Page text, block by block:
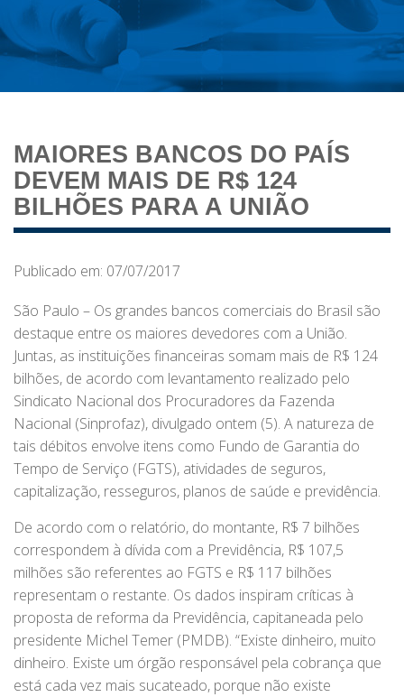
MAIORES BANCOS DO PAÍS
DEVEM MAIS DE R$ 124
BILHÕES PARA A UNIÃO
Publicado em: 07/07/2017
São Paulo – Os grandes bancos comerciais do Brasil são
destaque entre os maiores devedores com a União.
Juntas, as instituições financeiras somam mais de R$ 124
bilhões, de acordo com levantamento realizado pelo
Sindicato Nacional dos Procuradores da Fazenda
Nacional (Sinprofaz), divulgado ontem (5). A natureza de
tais débitos envolve itens como Fundo de Garantia do
Tempo de Serviço (FGTS), atividades de seguros,
capitalização, resseguros, planos de saúde e previdência.
De acordo com o relatório, do montante, R$ 7 bilhões
correspondem à dívida com a Previdência, R$ 107,5
milhões são referentes ao FGTS e R$ 117 bilhões
representam o restante. Os dados inspiram críticas à
proposta de reforma da Previdência, capitaneada pelo
presidente Michel Temer (PMDB). “Existe dinheiro, muito
dinheiro. Existe um órgão responsável pela cobrança que
está cada vez mais sucateado, porque não existe